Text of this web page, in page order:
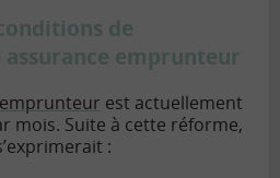
de
assurance emprunteur
est actuellement
mois. Suite à cette réforme,
: